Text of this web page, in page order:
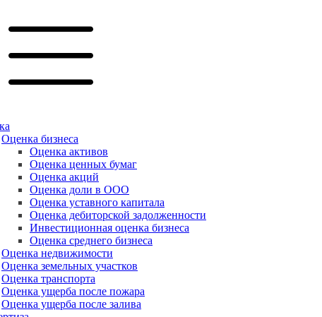
Оценка бизнеса
Оценка активов
Оценка ценных бумаг
Оценка акций
Оценка доли в ООО
Оценка уставного капитала
Оценка дебиторской задолженности
Инвестиционная оценка бизнеса
Оценка среднего бизнеса
Оценка недвижимости
Оценка земельных участков
Оценка транспорта
Оценка ущерба после пожара
Оценка ущерба после залива